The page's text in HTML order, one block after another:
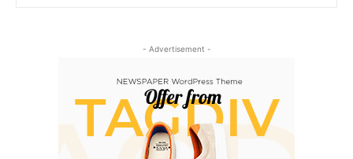
- Advertisement -